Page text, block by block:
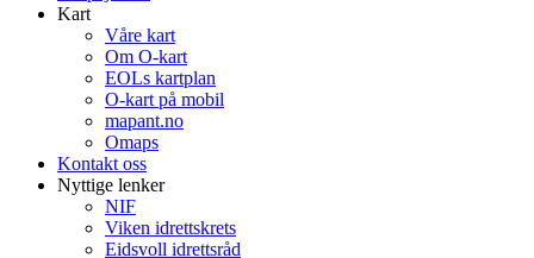
Kart
Våre kart
Om O-kart
EOLs kartplan
O-kart på mobil
mapant.no
Omaps
Kontakt oss
Nyttige lenker
NIF
Viken idrettskrets
Eidsvoll idrettsråd